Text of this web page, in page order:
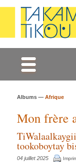
Albums — Afrique
Mon frère
tookoboytay
04 juillet 2025